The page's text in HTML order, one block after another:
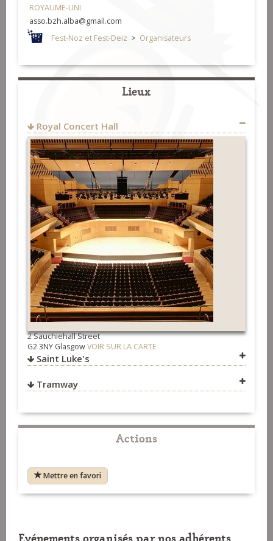
ROYAUME-UNI
asso.bzh.alba@gmail.com
Fest-Noz et Fest-Deiz > Organisateurs
Lieux
Royal Concert Hall
2 Sauchiehall Street
G2 3NY GlasgowVOIR SUR LA CARTE
Saint Luke's
Tramway
VOIR SUR LA CARTE
Actions
Mettre en favori
Evénements organisés par nos adhérents